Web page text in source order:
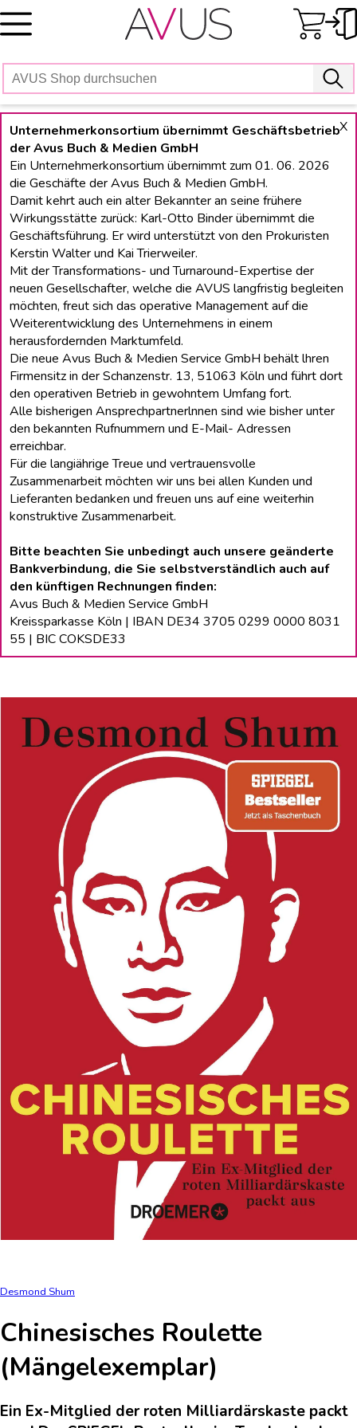
Skip
to
X
Unternehmerkonsortium übernimmt Geschäftsbetrieb
der Avus Buch & Medien GmbH
Ein Unternehmerkonsortium übernimmt zum 01. 06. 2026
die Geschäfte der Avus Buch & Medien GmbH.
Damit kehrt auch ein alter Bekannter an seine frühere
Wirkungsstätte zurück: Karl-Otto Binder übernimmt die
Geschäftsführung. Er wird unterstützt von den Prokuristen
Kerstin Walter und Kai Trierweiler.
Mit der Transformations- und Turnaround-Expertise der
neuen Gesellschafter, welche die AVUS langfristig begleiten
möchten, freut sich das operative Management auf die
Weiterentwicklung des Unternehmens in einem
herausfordernden Marktumfeld.
Die neue Avus Buch & Medien Service GmbH behält lhren
Firmensitz in der Schanzenstr. 13, 51063 Köln und führt dort
den operativen Betrieb in gewohntem Umfang fort.
Alle bisherigen Ansprechpartnerlnnen sind wie bisher unter
den bekannten Rufnummern und E-Mail- Adressen
erreichbar.
Für die langiährige Treue und vertrauensvolle
Zusammenarbeit möchten wir uns bei allen Kunden und
Lieferanten bedanken und freuen uns auf eine weiterhin
konstruktive Zusammenarbeit.
Bitte beachten Sie unbedingt auch unsere geänderte
Bankverbindung, die Sie selbstverständlich auch auf
den künftigen Rechnungen finden:
Avus Buch & Medien Service GmbH
Kreissparkasse Köln | IBAN DE34 3705 0299 0000 8031
55 | BIC COKSDE33
Desmond Shum
Chinesisches Roulette
(Mängelexemplar)
Ein Ex-Mitglied der roten Milliardärskaste packt